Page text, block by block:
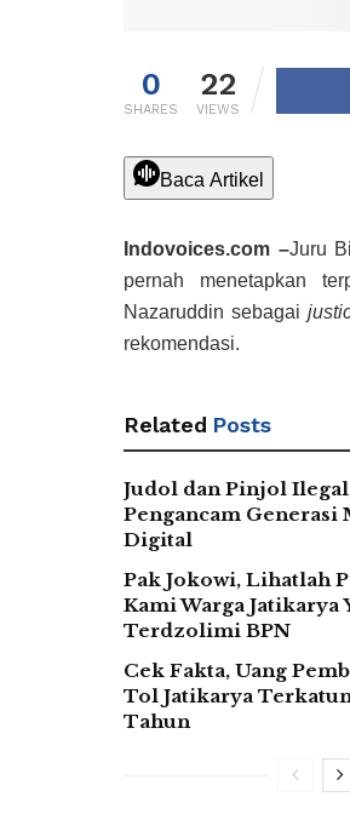
0
SHARES
22
VIEWS
Baca Artikel
Indovoices.com –Juru
pernah menetapkan
Nazaruddin sebagai
rekomendasi.
Related Posts
Judol dan Pinjol
Pengancam Generasi
Digital
Pak Jokowi, Lihatlah
Kami Warga Jatikarya
Terdzolimi BPN
Cek Fakta, Uang
Tol Jatikarya
Tahun